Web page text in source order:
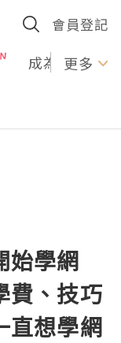
會員登記
成為U更多
始學網
費、技巧
直想學網